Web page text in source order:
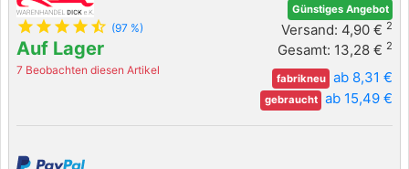
star star star star star_half (97 %)
Auf Lager
7 Beobachten diesen Artikel
Günstiges Angebot
Versand: 4,90 € 2
Gesamt: 13,28 € 2
fabrikneu ab 8,31 €
gebraucht ab 15,49 €